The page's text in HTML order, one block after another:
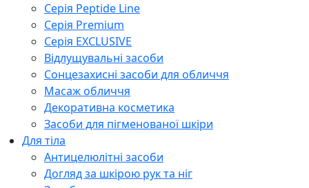
Серія Peptide Line
Серія Premium
Серія EXCLUSIVE
Відлущувальні засоби
Сонцезахисні засоби для обличчя
Масаж обличчя
Декоративна косметика
Засоби для пігменованої шкіри
Для тіла
Антицелюлітні засоби
Догляд за шкірою рук та ніг